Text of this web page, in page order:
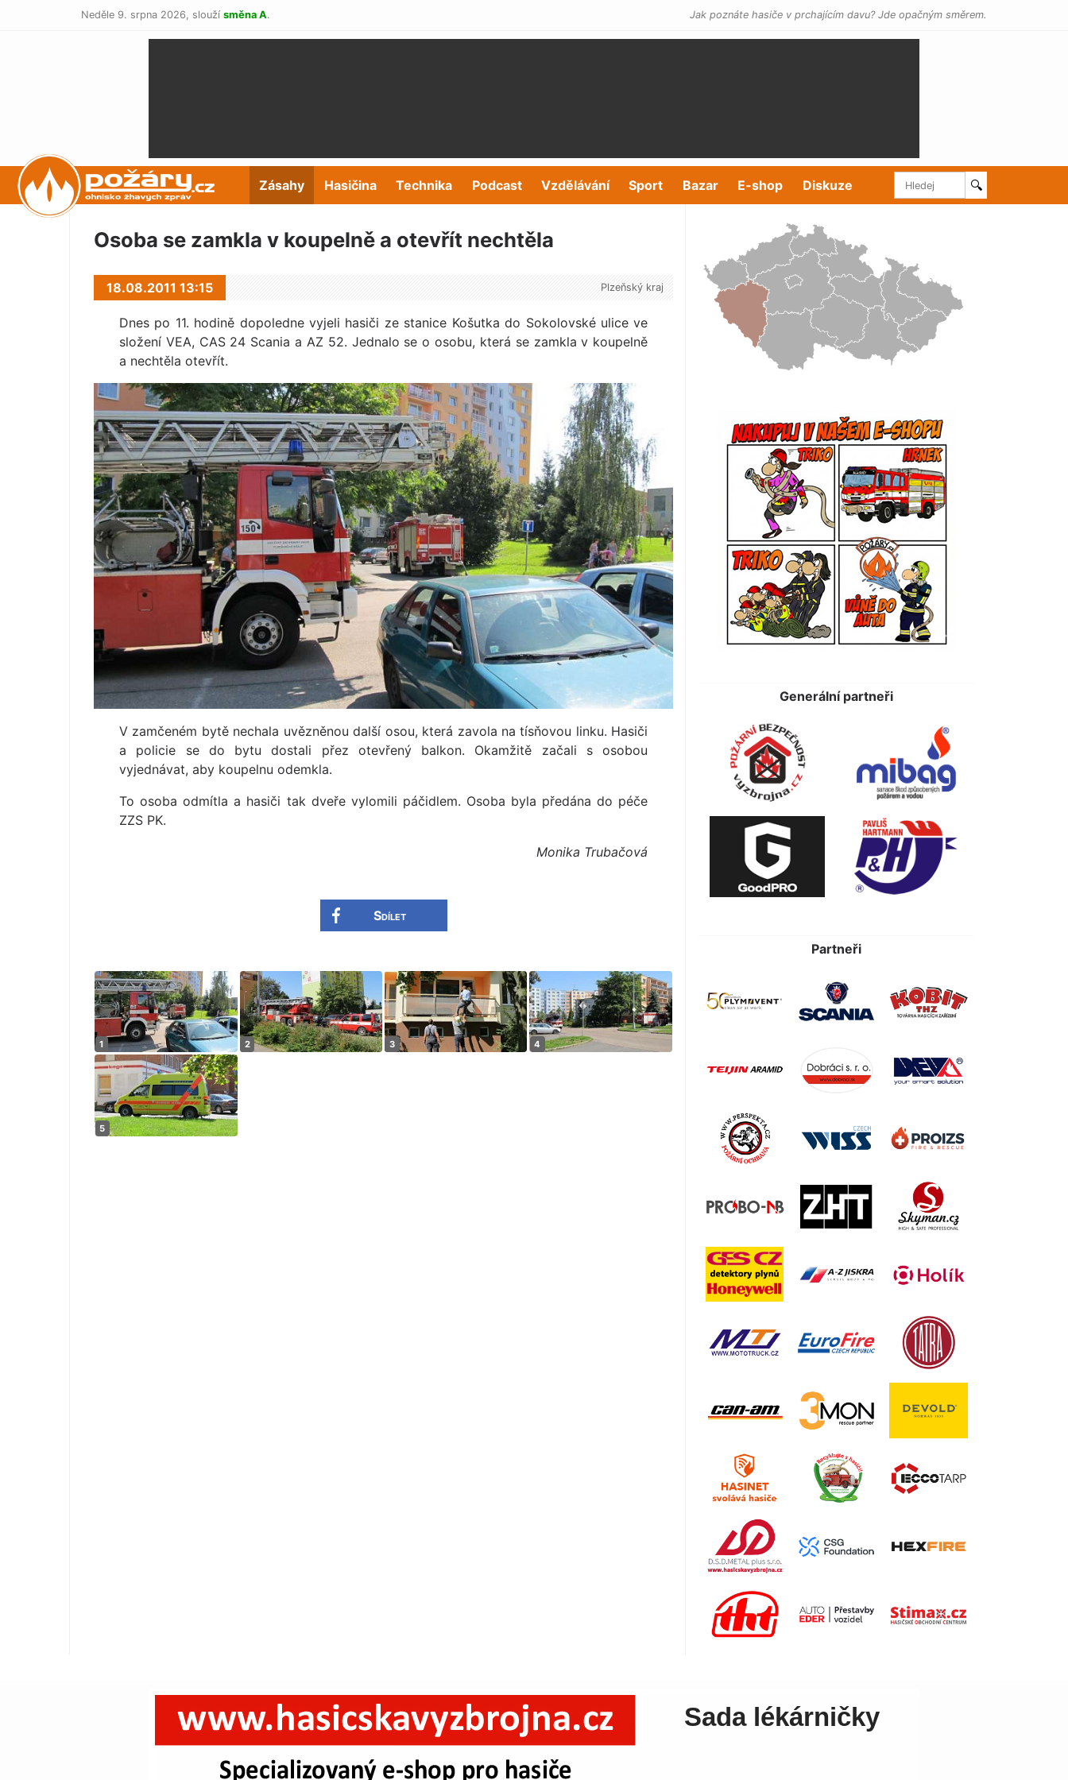
Neděle 9. srpna 2026, slouží směna A. Jak poznáte hasiče v prchajícím davu? Jde opačným směrem.
POŽÁRY.cz Zásahy Hasičina Technika Podcast Vzdělávání Sport Bazar E-shop Diskuze 🔍
Osoba se zamkla v koupelně a otevřít nechtěla
18.08.2011 13:15 Plzeňský kraj
Dnes po 11. hodině dopoledne vyjeli hasiči ze stanice Košutka do Sokolovské ulice ve
složení VEA, CAS 24 Scania a AZ 52. Jednalo se o osobu, která se zamkla v koupelně
a nechtěla otevřít.
V zamčeném bytě nechala uvězněnou další osou, která zavola na tísňovou linku. Hasiči
a policie se do bytu dostali přez otevřený balkon. Okamžitě začali s osobou
vyjednávat, aby koupelnu odemkla.
To osoba odmítla a hasiči tak dveře vylomili páčidlem. Osoba byla předána do péče
ZZS PK.
Monika Trubačová
Sdílet
Generální partneři
Partneři